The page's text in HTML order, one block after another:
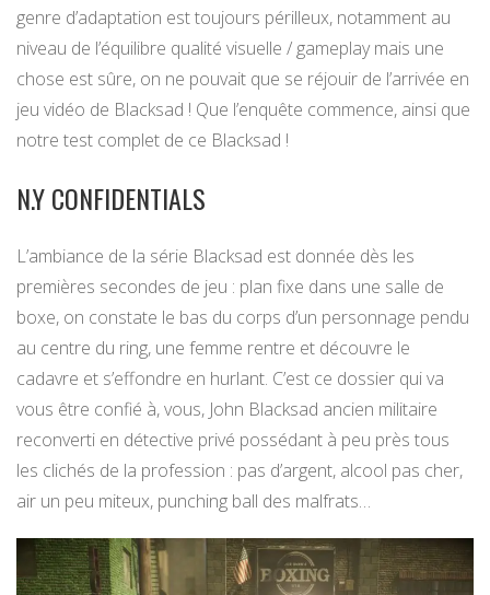
genre d’adaptation est toujours périlleux, notamment au
niveau de l’équilibre qualité visuelle / gameplay mais une
chose est sûre, on ne pouvait que se réjouir de l’arrivée en
jeu vidéo de Blacksad ! Que l’enquête commence, ainsi que
notre test complet de ce Blacksad !
N.Y CONFIDENTIALS
L’ambiance de la série Blacksad est donnée dès les
premières secondes de jeu : plan fixe dans une salle de
boxe, on constate le bas du corps d’un personnage pendu
au centre du ring, une femme rentre et découvre le
cadavre et s’effondre en hurlant. C’est ce dossier qui va
vous être confié à, vous, John Blacksad ancien militaire
reconverti en détective privé possédant à peu près tous
les clichés de la profession : pas d’argent, alcool pas cher,
air un peu miteux, punching ball des malfrats…